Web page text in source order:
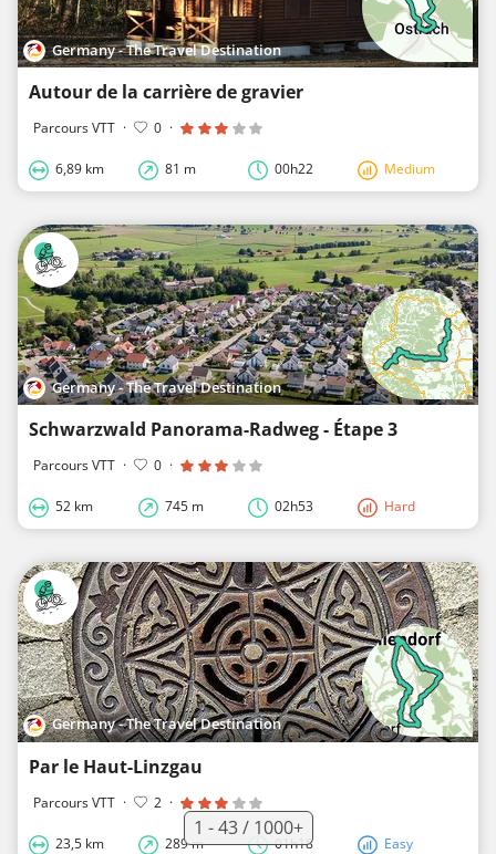
Germany - The Travel Destination
Autour de la carrière de gravier
Parcours VTT · 0 ·
6,89 km 81 m 00h22 Medium
Germany - The Travel Destination
Schwarzwald Panorama-Radweg - Étape 3
Parcours VTT · 0 ·
52 km 745 m 02h53 Hard
Germany - The Travel Destination
Par le Haut-Linzgau
Parcours VTT · 2 ·
23,5 km 289 m 01h18 Easy
1 - 43 / 1000+